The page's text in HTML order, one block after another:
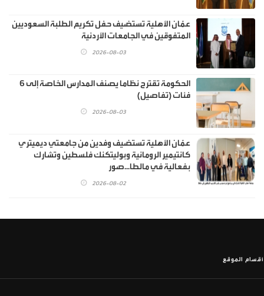
عمّان الأهلية تستضيف حفل تكريم الطلبة السعوديين
المتفوقين في الجامعات الأردنية
2026-08-03
الحكومة تقترح نظاما يصنف المدارس الخاصة إلى 6
فئات (تفاصيل)
2026-08-03
عمّان الأهلية تستضيف وفدين من جامعتي ديميتري
كانتيمير الرومانية وبوليتكنك فلسطين وتشارك
بفعالية في مالطا...صور
2026-08-02
أقسام الموقع